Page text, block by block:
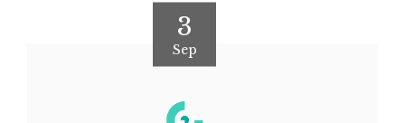
3
Sep